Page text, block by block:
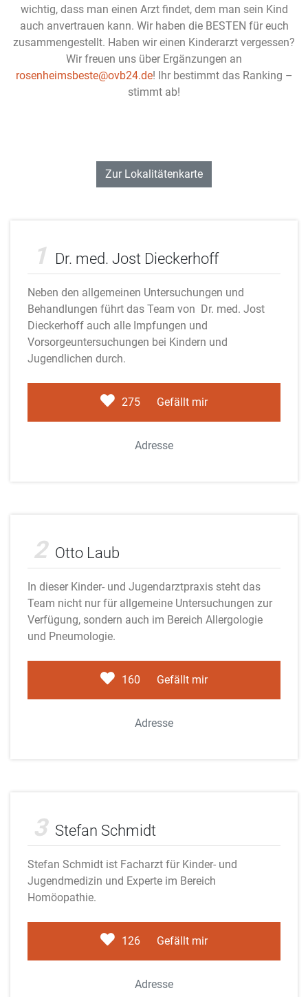
wichtig, dass man einen Arzt findet, dem man sein Kind
auch anvertrauen kann. Wir haben die BESTEN für euch
zusammengestellt. Haben wir einen Kinderarzt vergessen?
Wir freuen uns über Ergänzungen an
rosenheimsbeste@ovb24.de! Ihr bestimmt das Ranking –
stimmt ab!
Zur Lokalitätenkarte
1 Dr. med. Jost Dieckerhoff
Neben den allgemeinen Untersuchungen und
Behandlungen führt das Team von Dr. med. Jost
Dieckerhoff auch alle Impfungen und
Vorsorgeuntersuchungen bei Kindern und
Jugendlichen durch.
275 Gefällt mir
Adresse
2 Otto Laub
In dieser Kinder- und Jugendarztpraxis steht das
Team nicht nur für allgemeine Untersuchungen zur
Verfügung, sondern auch im Bereich Allergologie
und Pneumologie.
160 Gefällt mir
Adresse
3 Stefan Schmidt
Stefan Schmidt ist Facharzt für Kinder- und
Jugendmedizin und Experte im Bereich
Homöopathie.
126 Gefällt mir
Adresse